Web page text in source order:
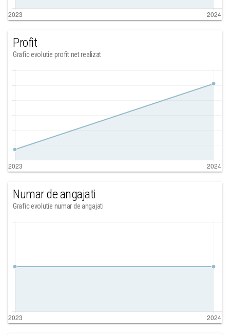
Profit
Grafic evolutie profit net realizat
Numar de angajati
Grafic evolutie numar de angajati